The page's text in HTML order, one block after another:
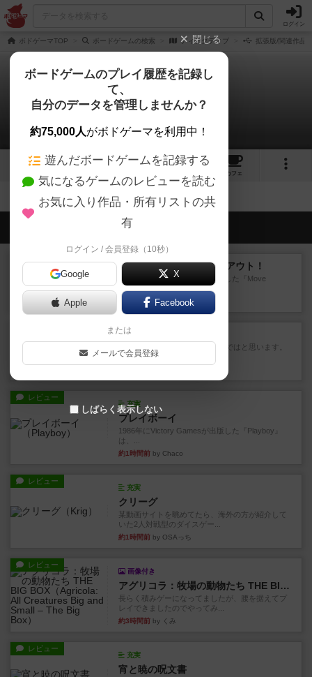
ログイン
ボドゲーマTOP ボードゲームの検索 ディテクティブ 拡張版/関連作品
ディテクティブ
拡張/関連作品 0件
3
カフェ
会員の新しい投稿
レビュー アンブッシュ！：ムーブアウト！
1984年にVictory Gamesが出版した『Move
Out！』...
by Chaco
スカルキング
とにかく楽しい！最高のゲームではと思います。
ルールは多少ゲーム慣れした...
レビュー
充実
プレイボーイ
1986年にVictory Gamesが出版した『Playboy』
は、...
約1時間前 by Chaco
レビュー
充実
クリーグ
某動画サイトを眺めてたら、海外の方が紹介して
いた2人対戦型のダイスゲー...
約1時間前 by OSAっち
レビュー
画像付き
アグリコラ：牧場の動物たち THE BIG BOX
長らく積みゲーになってましたが、腰を据えてプ
レイできましたのでやってみ...
約3時間前 by くみ
レビュー
充実
宵と暁の呪文書
閉じる
ボードゲームのプレイ履歴を記録し
て、
自分のデータを管理しませんか？
約75,000人がボドゲーマを利用中！
遊んだボードゲームを記録する
気になるゲームのレビューを読む
お気に入り作品・所有リストの共
有
ログイン / 会員登録（10秒）
Google X
Apple Facebook
または
メールで会員登録
しばらく表示しない